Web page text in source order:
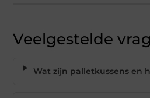
Veelgestelde
Wat zijn palletkussens en